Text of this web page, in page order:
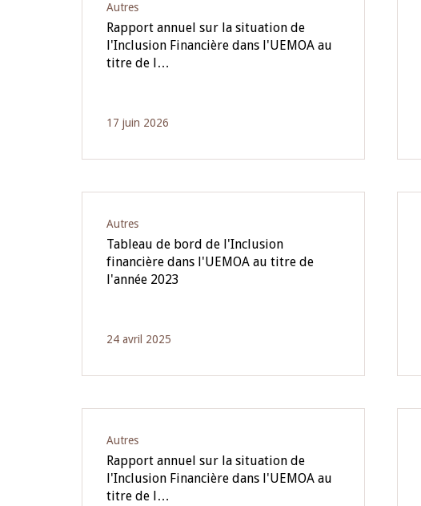
Autres
Rapport annuel sur la situation de
l'Inclusion Financière dans l'UEMOA au
titre de l…
17 juin 2026
Autres
Tableau de bord de l'Inclusion
financière dans l'UEMOA au titre de
l'année 2023
24 avril 2025
Autres
Rapport annuel sur la situation de
l'Inclusion Financière dans l'UEMOA au
titre de l…